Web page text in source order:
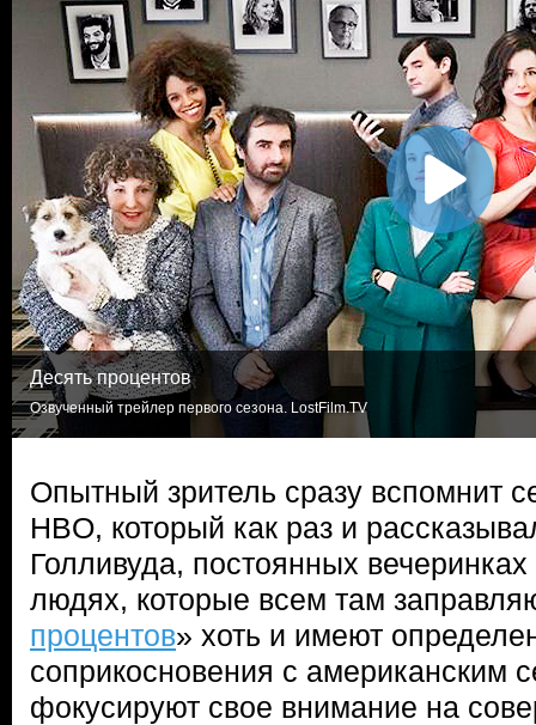
Десять процентов
Озвученный трейлер первого сезона. LostFilm.TV
Опытный зритель сразу вспомнит
HBO, который как раз и
Голливуда, постоянных
людях, которые всем там
процентов» хоть и имеют
соприкосновения с американским
фокусируют свое внимание на